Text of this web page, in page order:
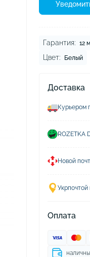
Гарантия: 12
Цвет: Белый
Доставка
Курьером
ROZETKA
Новой
Укрпочтой
Оплата